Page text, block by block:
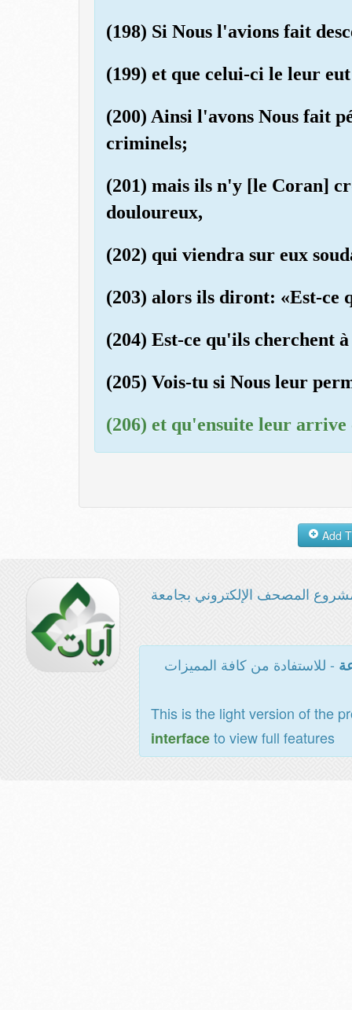
(198) Si Nous l'avions fait
(199) et que celui-ci le leur
(200) Ainsi l'avons Nous fait
criminels;
(201) mais ils n'y [le Coran]
douloureux,
(202) qui viendra sur eux
(203) alors ils diront: «Est-ce
(204) Est-ce qu'ils cherchent
(205) Vois-tu si Nous leur
(206) et qu'ensuite leur arrive
المصحف الإلكتروني بجامعة
- للاستفادة من كافة المميزات
This is the light version of the
interfaceto view full features